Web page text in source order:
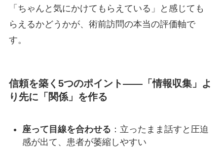
「ちゃんと気にかけてもらえている」と感じても
らえるかどうかが、術前訪問の本当の評価軸で
す。
信頼を築く5つのポイント——「情報収集」よ
り先に「関係」を作る
座って目線を合わせる ：立ったまま話すと圧迫
感が出て、患者が萎縮しやすい